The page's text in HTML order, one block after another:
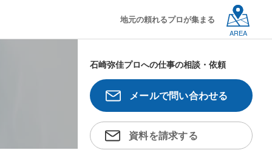
地元の頼れるプロが集まる
AREA
石崎弥佳プロへの仕事の相談・依頼
メールで問い合わせる
資料を請求する